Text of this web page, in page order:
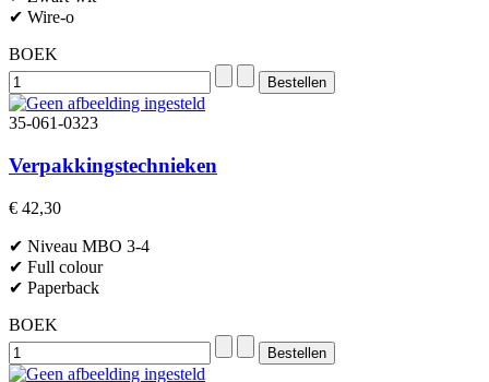
✔ Wire-o
BOEK
35-061-0323
Verpakkingstechnieken
€ 42,30
✔ Niveau MBO 3-4
✔ Full colour
✔ Paperback
BOEK